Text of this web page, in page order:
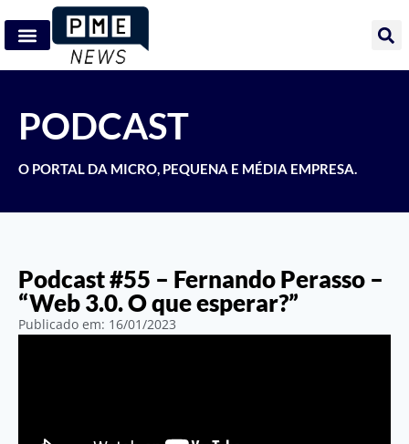
PODCAST
O PORTAL DA MICRO, PEQUENA E MÉDIA EMPRESA.
Podcast #55 – Fernando Perasso –
“Web 3.0. O que esperar?”
Publicado em: 16/01/2023